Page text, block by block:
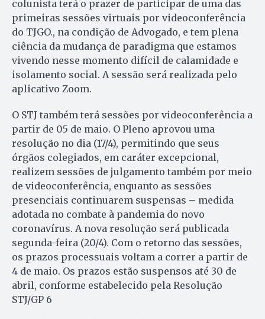
colunista terá o prazer de participar de uma das
primeiras sessões virtuais por videoconferência
do TJGO., na condição de Advogado, e tem plena
ciência da mudança de paradigma que estamos
vivendo nesse momento difícil de calamidade e
isolamento social. A sessão será realizada pelo
aplicativo Zoom.
O STJ também terá sessões por videoconferência a
partir de 05 de maio. O Pleno aprovou uma
resolução no dia (17/4), permitindo que seus
órgãos colegiados, em caráter excepcional,
realizem sessões de julgamento também por meio
de videoconferência, enquanto as sessões
presenciais continuarem suspensas – medida
adotada no combate à pandemia do novo
coronavírus. A nova resolução será publicada
segunda-feira (20/4). Com o retorno das sessões,
os prazos processuais voltam a correr a partir de
4 de maio. Os prazos estão suspensos até 30 de
abril, conforme estabelecido pela Resolução
STJ/GP 6